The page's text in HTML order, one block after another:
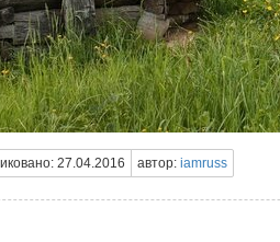
27.04.2016 автор: iamruss